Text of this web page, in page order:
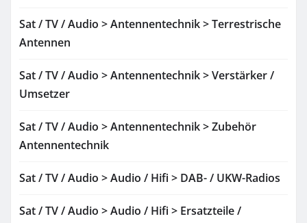
Sat / TV / Audio > Antennentechnik > Terrestrische
Antennen
Sat / TV / Audio > Antennentechnik > Verstärker /
Umsetzer
Sat / TV / Audio > Antennentechnik > Zubehör
Antennentechnik
Sat / TV / Audio > Audio / Hifi > DAB- / UKW-Radios
Sat / TV / Audio > Audio / Hifi > Ersatzteile /